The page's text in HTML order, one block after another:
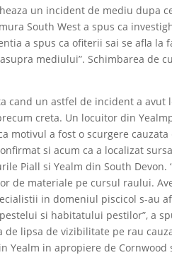
un incident de mediu dupa
South West a spus ca
a spus ca ofiterii sai se afla la
mediului”. Schimbarea de
cand un astfel de incident a
creta. Un locuitor din
motivul a fost o scurgere
si acum ca a localizat
Piall si Yealm din South
de materiale pe cursul raului.
in domeniul piscicol s-au
si habitatului pestilor”, a
de lipsa de vizibilitate pe rau
Yealm in apropiere de